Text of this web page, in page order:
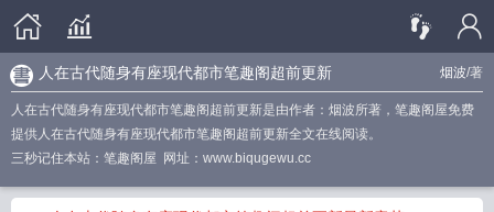
烟波/著
人在古代随身有座现代都市笔趣阁超前更新
人在古代随身有座现代都市笔趣阁超前更新是由作者：烟波所著，笔趣阁屋免费
提供人在古代随身有座现代都市笔趣阁超前更新全文在线阅读。
三秒记住本站：笔趣阁屋 网址：www.biqugewu.cc